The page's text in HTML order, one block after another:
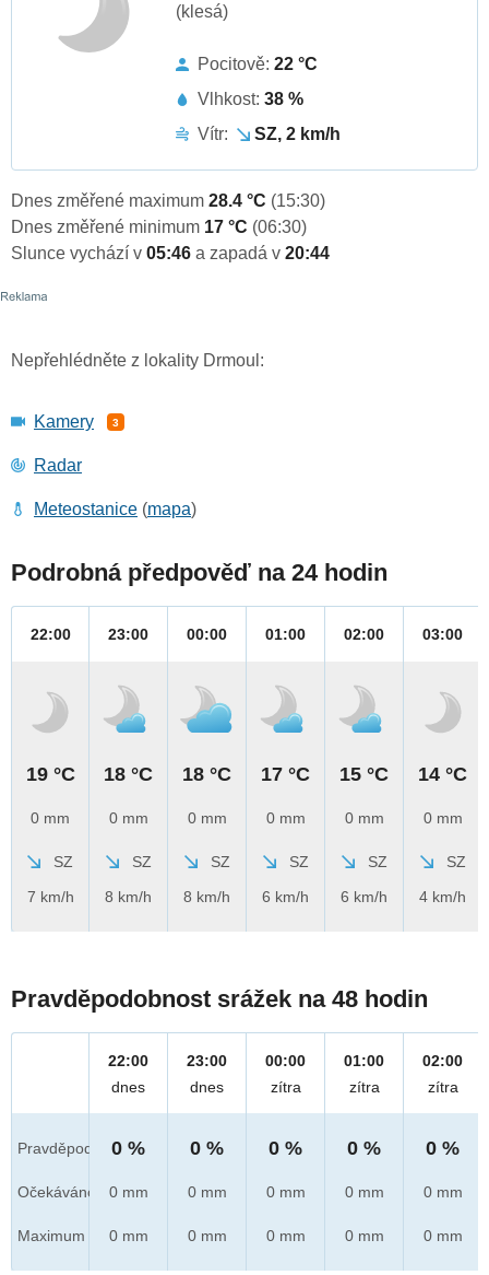
(klesá)
Pocitově: 22 °C
Vlhkost: 38 %
Vítr:
SZ, 2 km/h
Dnes změřené maximum 28.4 °C (15:30)
Dnes změřené minimum 17 °C (06:30)
Slunce vychází v 05:46 a zapadá v 20:44
Nepřehlédněte z lokality Drmoul:
Kamery 3
Radar
Meteostanice (mapa)
Podrobná předpověď na 24 hodin
22:00
19 °C
0 mm
SZ
7 km/h
23:00
18 °C
0 mm
SZ
8 km/h
00:00
18 °C
0 mm
SZ
8 km/h
01:00
17 °C
0 mm
SZ
6 km/h
02:00
15 °C
0 mm
SZ
6 km/h
03:00
14 °C
0 mm
SZ
4 km/h
Pravděpodobnost srážek na 48 hodin
Pravděpod.
Očekáváno
Maximum
22:00
dnes
0 %
0 mm
0 mm
23:00
dnes
0 %
0 mm
0 mm
00:00
zítra
0 %
0 mm
0 mm
01:00
zítra
0 %
0 mm
0 mm
02:00
zítra
0 %
0 mm
0 mm